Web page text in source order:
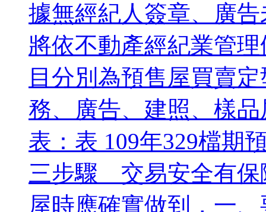
據無經紀人簽章、廣
將依不動產經紀業管
目分別為預售屋買賣
務、廣告、建照、樣
表：表 109年329檔期
三步驟 交易安全有
屋時應確實做到，一